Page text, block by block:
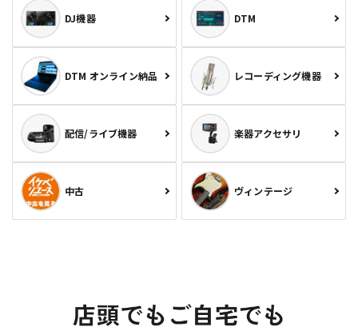
DJ機器 DTM
DTM オンライン納品 レコーディング機器
配信/ライブ機器 楽器アクセサリ
中古 ヴィンテージ